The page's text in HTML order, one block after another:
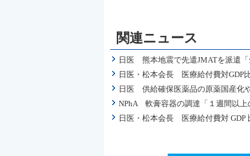
関連ニュース
日医 熊本地震で先遣JMATを派遣
日医・松本会長 医療給付費対GDP
日医 供給確保医薬品の原薬国産化
NPhA 軟膏容器の調達「１週間以
日医・松本会長 医療給付費対